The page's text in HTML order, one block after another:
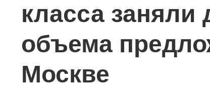
класса заняли
объема
Москве